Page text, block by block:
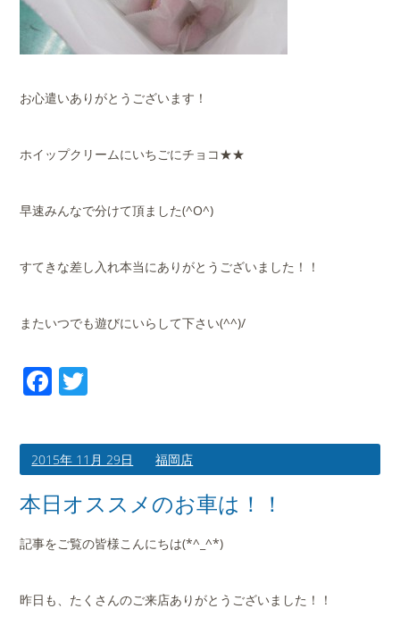
お心遣いありがとうございます！
ホイップクリームにいちごにチョコ★★
早速みんなで分けて頂ました(^O^)
すてきな差し入れ本当にありがとうございました！！
またいつでも遊びにいらして下さい(^^)/
Facebook
2015年 11月 29日 福岡店
本日オススメのお車は！！
記事をご覧の皆様こんにちは(*^_^*)
昨日も、たくさんのご来店ありがとうございました！！